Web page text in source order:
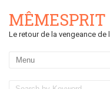
MÊMESPRIT
Le retour de la vengeance de